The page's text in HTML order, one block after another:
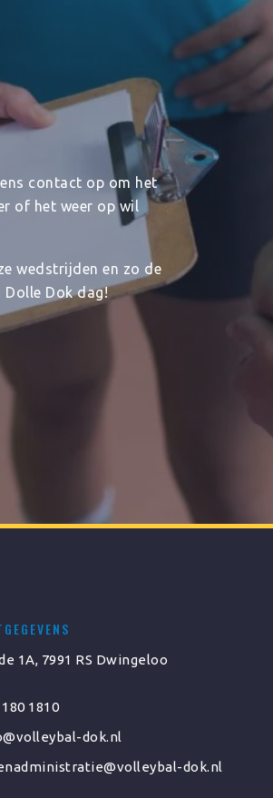
contact op om het
of het weer op wil
wedstrijden en zo de
Dolle Dok dag!
1A, 7991 RS Dwingeloo
1810
dok.nl
dok.nl